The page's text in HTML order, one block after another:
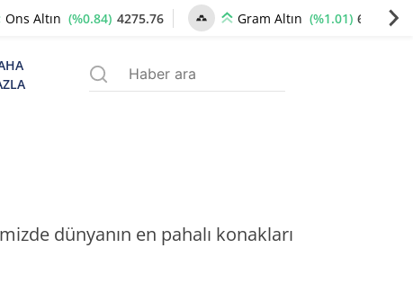
Ons Altın (%0.84) 4275.76 Gram Altın (%1.01) 6557.96
dünyanın en pahalı konakları